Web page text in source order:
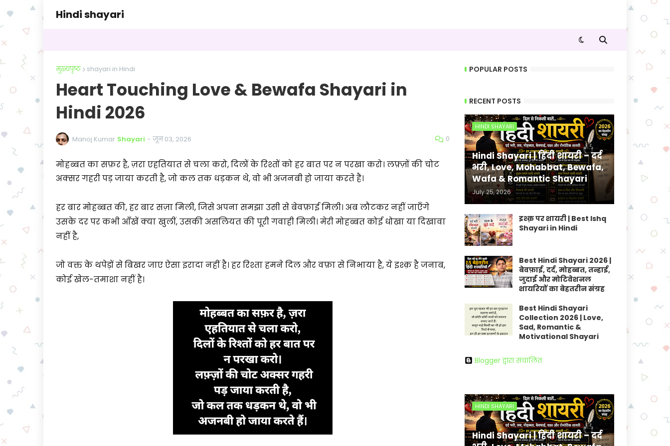
Hindi shayari
मुख्यपृष्ठ shayari in Hindi
Heart Touching Love & Bewafa Shayari in
Hindi 2026
Manoj Kumar Shayari - जून 03, 2026 0
मोहब्बत का सफ़र है, ज़रा एहतियात से चला करो, दिलों के रिश्तों को हर बात पर न परखा करो। लफ़्ज़ों की चोट
अक्सर गहरी पड़ जाया करती है, जो कल तक धड़कन थे, वो भी अजनबी हो जाया करते हैं।
हर बार मोहब्बत की, हर बार सज़ा मिली, जिसे अपना समझा उसी से बेवफ़ाई मिली। अब लौटकर नहीं जाएँगे
उसके दर पर कभी आँखें क्या खुलीं, उसकी असलियत की पूरी गवाही मिली। मेरी मोहब्बत कोई धोखा या दिखावा
नहीं है,
जो वक्त के थपेड़ों से बिखर जाए ऐसा इरादा नहीं है। हर रिश्ता हमने दिल और वफ़ा से निभाया है, ये इश्क़ है जनाब,
कोई खेल-तमाशा नहीं है।
POPULAR POSTS
RECENT POSTS
HINDI SHAYARI
Hindi Shayari | हिंदी शायरी – दर्द
भरी, Love, Mohabbat, Bewafa,
Wafa & Romantic Shayari
July 25, 2026
इश्क़ पर शायरी | Best Ishq
Shayari in Hindi
Best Hindi Shayari 2026 |
बेवफ़ाई, दर्द, मोहब्बत, तन्हाई,
जुदाई और मोटिवेशनल
शायरियों का बेहतरीन संग्रह
Best Hindi Shayari
Collection 2026 | Love,
Sad, Romantic &
Motivational Shayari
Blogger द्वारा संचालित
HINDI SHAYARI
Hindi Shayari | हिंदी शायरी – दर्द